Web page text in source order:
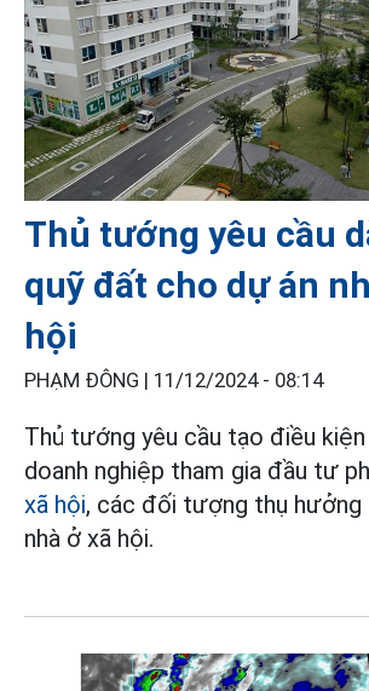
Thủ tướng yêu cầu
quỹ đất cho dự án
hội
PHẠM ĐÔNG | 11/12/2024 - 08:14
Thủ tướng yêu cầu tạo điều
doanh nghiệp tham gia đầu tư
xã hội, các đối tượng thụ
nhà ở xã hội.